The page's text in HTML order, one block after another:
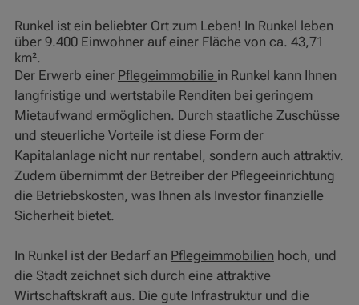
Runkel ist ein beliebter Ort zum Leben! In Runkel leben
über 9.400 Einwohner auf einer Fläche von ca. 43,71
km².
Der Erwerb einer Pflegeimmobilie in Runkel kann Ihnen
langfristige und wertstabile Renditen bei geringem
Mietaufwand ermöglichen. Durch staatliche Zuschüsse
und steuerliche Vorteile ist diese Form der
Kapitalanlage nicht nur rentabel, sondern auch attraktiv.
Zudem übernimmt der Betreiber der Pflegeeinrichtung
die Betriebskosten, was Ihnen als Investor finanzielle
Sicherheit bietet.
In Runkel ist der Bedarf an Pflegeimmobilien hoch, und
die Stadt zeichnet sich durch eine attraktive
Wirtschaftskraft aus. Die gute Infrastruktur und die